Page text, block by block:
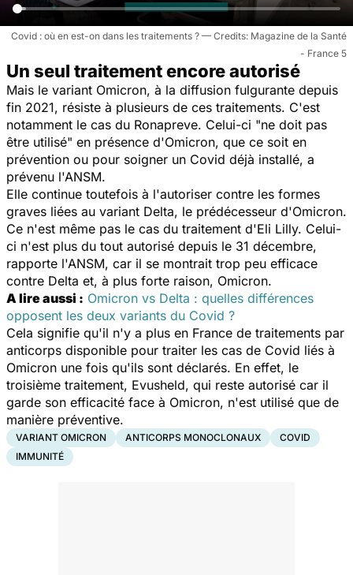
Covid : où en est-on dans les traitements ?
Magazine de la Santé
- France 5
Un seul traitement encore autorisé
Mais le variant Omicron, à la diffusion fulgurante depuis
fin 2021, résiste à plusieurs de ces traitements. C'est
notamment le cas du Ronapreve. Celui-ci "ne doit pas
être utilisé" en présence d'Omicron, que ce soit en
prévention ou pour soigner un Covid déjà installé, a
prévenu l'ANSM.
Elle continue toutefois à l'autoriser contre les formes
graves liées au variant Delta, le prédécesseur d'Omicron.
Ce n'est même pas le cas du traitement d'Eli Lilly. Celui-
ci n'est plus du tout autorisé depuis le 31 décembre,
rapporte l'ANSM, car il se montrait trop peu efficace
contre Delta et, à plus forte raison, Omicron.
A lire aussi : Omicron vs Delta : quelles différences
opposent les deux variants du Covid ?
Cela signifie qu'il n'y a plus en France de traitements par
anticorps disponible pour traiter les cas de Covid liés à
Omicron une fois qu'ils sont déclarés. En effet, le
troisième traitement, Evusheld, qui reste autorisé car il
garde son efficacité face à Omicron, n'est utilisé que de
manière préventive.
VARIANT OMICRON ANTICORPS MONOCLONAUX
COVID
IMMUNITÉ